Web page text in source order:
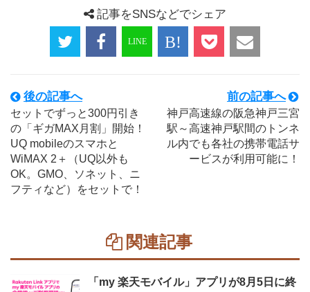
記事をSNSなどでシェア
後の記事へ
セットでずっと300円引き
の「ギガMAX月割」開始！
UQ mobileのスマホと
WiMAX 2＋（UQ以外も
OK。GMO、ソネット、ニ
フティなど）をセットで！
前の記事へ
神戸高速線の阪急神戸三宮
駅～高速神戸駅間のトンネ
ル内でも各社の携帯電話サ
ービスが利用可能に！
関連記事
「my 楽天モバイル」アプリが8月5日に終